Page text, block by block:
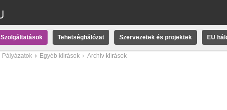
Szolgáltatások Tehetséghálózat Szervezetek és projektek EU
Pályázatok Egyéb kiírások Archív kiírások